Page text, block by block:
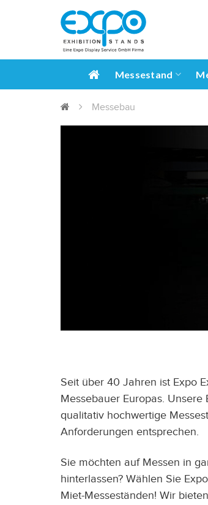
Messestand
Messebau
Seit über 40 Jahren ist Expo
Messebauer Europas.
qualitativ hochwertige
Anforderungen entsprechen.
Sie möchten auf Messen in
hinterlassen? Wählen Sie
Miet-Messeständen! Wir